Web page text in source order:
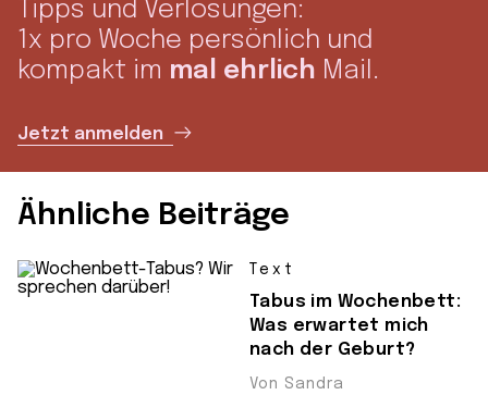
Tipps und Verlosungen:
1x pro Woche persönlich und
kompakt im mal ehrlich Mail.
Jetzt anmelden
Ähnliche Beiträge
Text
Tabus im Wochenbett:
Was erwartet mich
nach der Geburt?
Von Sandra